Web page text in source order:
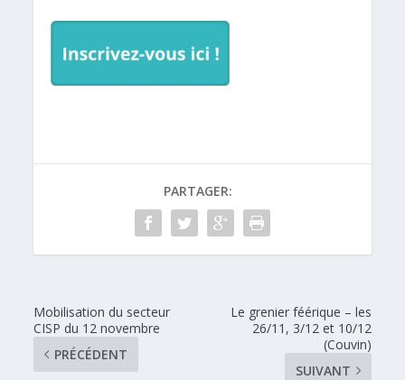
PARTAGER:
Mobilisation du secteur
CISP du 12 novembre
PRÉCÉDENT
Le grenier féérique – les
26/11, 3/12 et 10/12
(Couvin)
SUIVANT